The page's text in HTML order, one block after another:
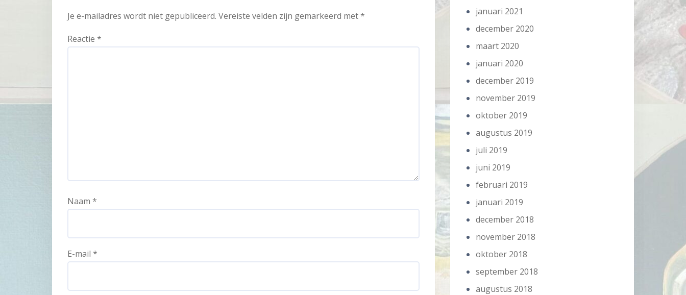
Je e-mailadres wordt niet gepubliceerd. Vereiste velden zijn gemarkeerd met*
Reactie *
Naam *
E-mail *
januari 2021
december 2020
maart 2020
januari 2020
december 2019
november 2019
oktober 2019
augustus 2019
juli 2019
juni 2019
februari 2019
januari 2019
december 2018
november 2018
oktober 2018
september 2018
augustus 2018